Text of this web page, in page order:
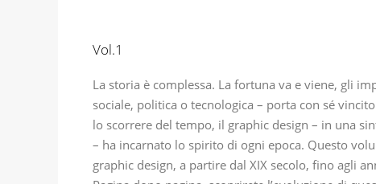
Vol.1
La storia è complessa. La fortuna va e viene, gli
sociale, politica o tecnologica – porta con sé
lo scorrere del tempo, il graphic design – in una
– ha incarnato lo spirito di ogni epoca. Questo
graphic design, a partire dal XIX secolo, fino agli